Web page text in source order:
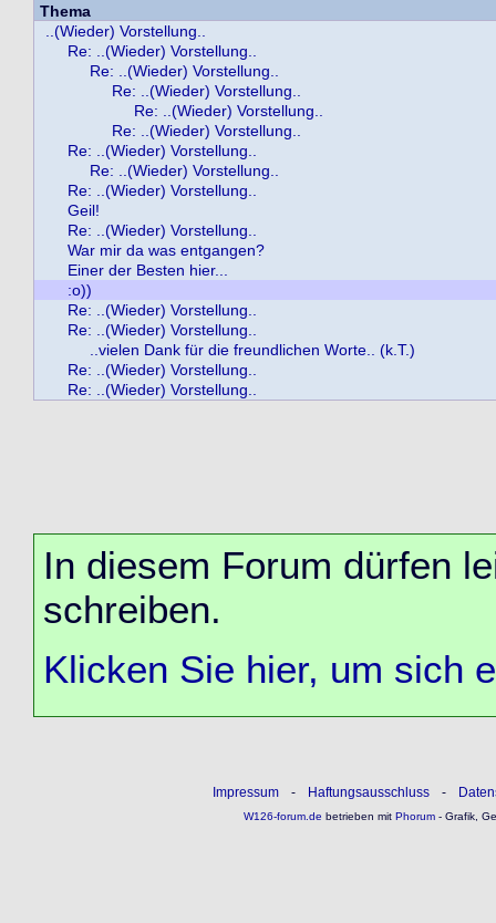
Thema
..(Wieder) Vorstellung..
Re: ..(Wieder) Vorstellung..
Re: ..(Wieder) Vorstellung..
Re: ..(Wieder) Vorstellung..
Re: ..(Wieder) Vorstellung..
Re: ..(Wieder) Vorstellung..
Re: ..(Wieder) Vorstellung..
Re: ..(Wieder) Vorstellung..
Re: ..(Wieder) Vorstellung..
Geil!
Re: ..(Wieder) Vorstellung..
War mir da was entgangen?
Einer der Besten hier...
:o))
Re: ..(Wieder) Vorstellung..
Re: ..(Wieder) Vorstellung..
..vielen Dank für die freundlichen Worte.. (k.T.)
Re: ..(Wieder) Vorstellung..
Re: ..(Wieder) Vorstellung..
In diesem Forum dürfen
schreiben.
Klicken Sie hier, um sich
Impressum - Haftungsausschluss -
W126-forum.de betrieben mitPhorum- Grafik,